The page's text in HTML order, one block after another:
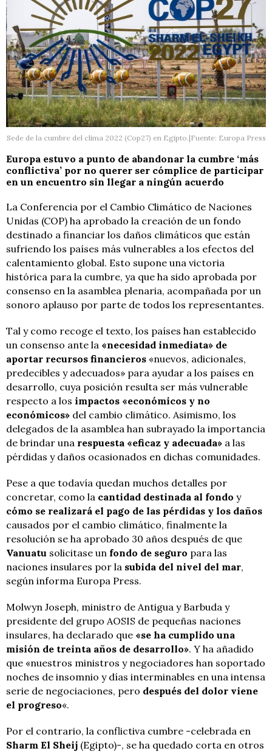
Sede de la cumbre del clima 2022 (Cop27) en Egipto.|Fuente: Europa Press
Europa estuvo a punto de abandonar la cumbre ‘más
conflictiva’ por no querer ser cómplice de participar
en un encuentro sin llegar a ningún acuerdo
La Conferencia por el Cambio Climático de Naciones
Unidas (COP) ha aprobado la creación de un fondo
destinado a financiar los daños climáticos que están
sufriendo los países más vulnerables a los efectos del
calentamiento global. Esto supone una victoria
histórica para la cumbre, ya que ha sido aprobada por
consenso en la asamblea plenaria, acompañada por un
sonoro aplauso por parte de todos los representantes.
Tal y como recoge el texto, los países han establecido
un consenso ante la «necesidad inmediata» de
aportar recursos financieros «nuevos, adicionales,
predecibles y adecuados» para ayudar a los países en
desarrollo, cuya posición resulta ser más vulnerable
respecto a los impactos «económicos y no
económicos» del cambio climático. Asimismo, los
delegados de la asamblea han subrayado la importancia
de brindar una respuesta «eficaz y adecuada» a las
pérdidas y daños ocasionados en dichas comunidades.
Pese a que todavía quedan muchos detalles por
concretar, como la cantidad destinada al fondo y
cómo se realizará el pago de las pérdidas y los daños
causados por el cambio climático, finalmente la
resolución se ha aprobado 30 años después de que
Vanuatu solicitase un fondo de seguro para las
naciones insulares por la subida del nivel del mar,
según informa Europa Press.
Molwyn Joseph, ministro de Antigua y Barbuda y
presidente del grupo AOSIS de pequeñas naciones
insulares, ha declarado que «se ha cumplido una
misión de treinta años de desarrollo». Y ha añadido
que «nuestros ministros y negociadores han soportado
noches de insomnio y días interminables en una intensa
serie de negociaciones, pero después del dolor viene
el progreso«.
Por el contrario, la conflictiva cumbre -celebrada en
Sharm El Sheij (Egipto)-, se ha quedado corta en otros